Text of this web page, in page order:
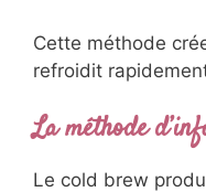
Cette méthode
refroidit
La méthode
Le cold brew